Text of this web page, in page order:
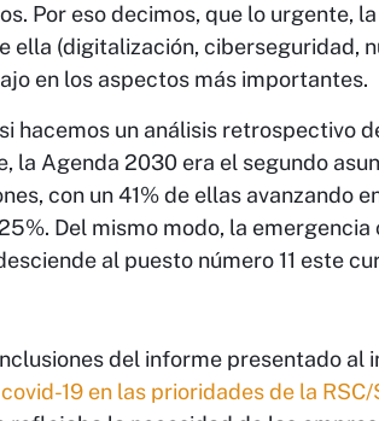
Por eso decimos, que lo urgente,
ella (digitalización, ciberseguridad,
en los aspectos más importantes.
hacemos un análisis retrospectivo
la Agenda 2030 era el segundo
con un 41% de ellas avanzando
Del mismo modo, la
al puesto número 11 este
del informe presentado al
19 en las prioridades de la